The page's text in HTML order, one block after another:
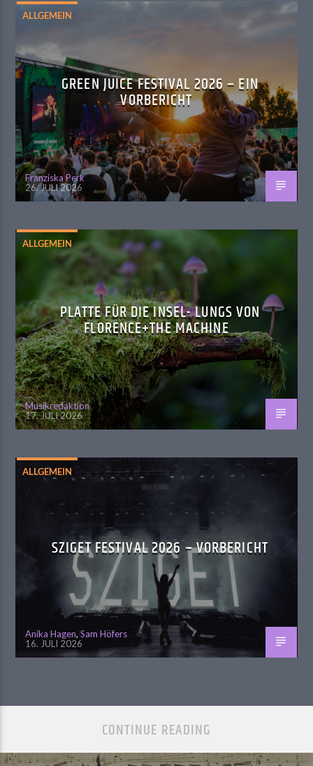
ALLGEMEIN
GREEN JUICE FESTIVAL 2026 – EIN
VORBERICHT
Franziska Perk
26. JULI 2026
ALLGEMEIN
PLATTE FÜR DIE INSEL- LUNGS VON
FLORENCE+THE MACHINE
Musikredaktion
17. JULI 2026
ALLGEMEIN
SZIGET FESTIVAL 2026 – VORBERICHT
Anika Hagen,Sam Höfers
16. JULI 2026
CONTINUE READING